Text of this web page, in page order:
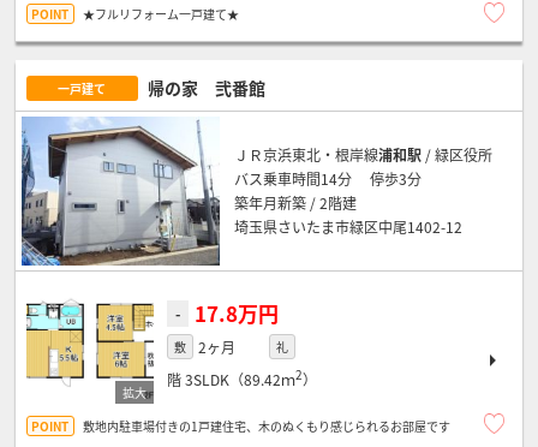
★フルリフォーム一戸建て★
一戸建て 帰の家 弐番館
ＪＲ京浜東北・根岸線浦和駅 / 緑区役所
バス乗車時間14分 停歩3分
築年月新築 / 2階建
埼玉県さいたま市緑区中尾1402-12
- 17.8万円
敷 2ヶ月 礼
階3SLDK（89.42ｍ2）
敷地内駐車場付きの1戸建住宅、木のぬくもり感じられるお部屋です